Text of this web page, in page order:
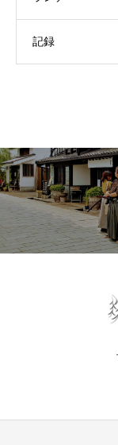
記録